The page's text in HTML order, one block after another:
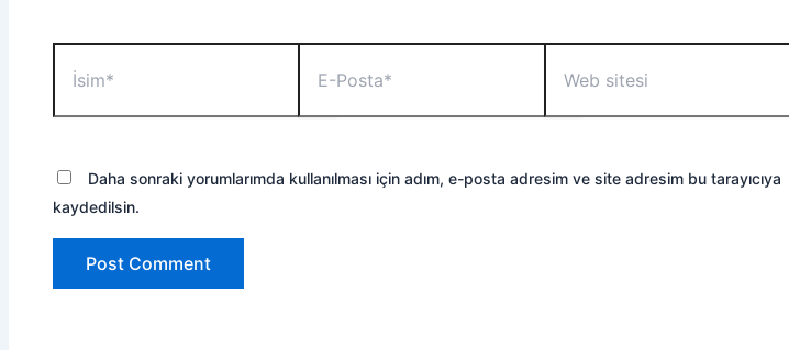
Posta*
sitesi
Daha sonraki yorumlarımda kullanılması için adım, e-posta adresim ve site adresim bu tarayıcıya
kaydedilsin.